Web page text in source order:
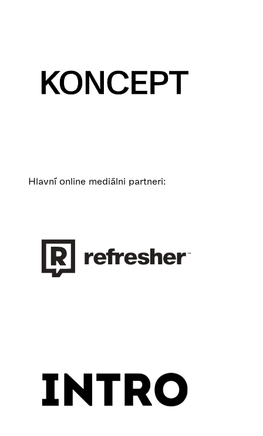
Hlavní online mediálni partneri: